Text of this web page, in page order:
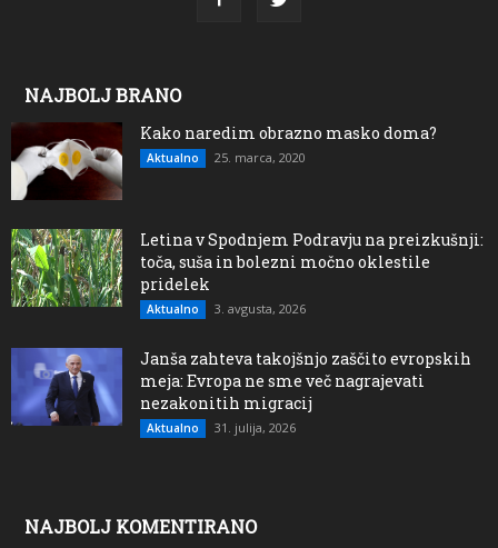
NAJBOLJ BRANO
Kako naredim obrazno masko doma?
Aktualno 25. marca, 2020
Letina v Spodnjem Podravju na preizkušnji:
toča, suša in bolezni močno oklestile
pridelek
Aktualno 3. avgusta, 2026
Janša zahteva takojšnjo zaščito evropskih
meja: Evropa ne sme več nagrajevati
nezakonitih migracij
Aktualno 31. julija, 2026
NAJBOLJ KOMENTIRANO